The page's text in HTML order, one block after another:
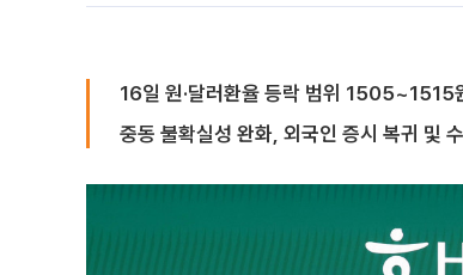
16일 원·달러환율 등락 범위 1505~1515
중동 불확실성 완화, 외국인 증시 복귀 및